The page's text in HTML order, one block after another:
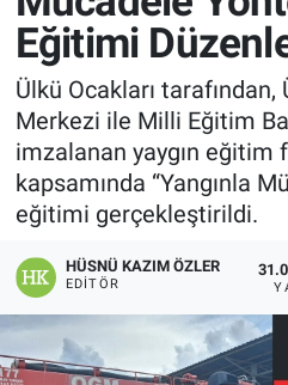
Eğitimi
Ülkü Ocakları tarafından,
Merkezi ile Milli Eğitim
imzalanan yaygın
kapsamında “Yangınla
eğitimi gerçekleştirildi.
HÜSNÜ KAZIM ÖZLER
EDITÖR
Manşet
Resmi İlanlar
Sağlık
Son Dakika
Spor
Uşak Haberleri